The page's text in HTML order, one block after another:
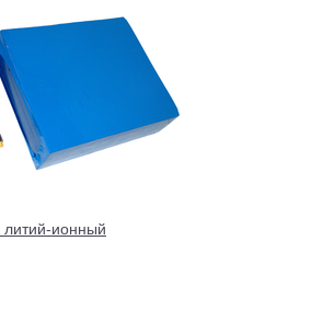
литий-ионный